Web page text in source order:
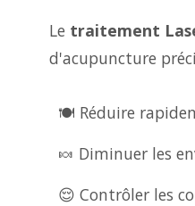
Le traitement
d'acupuncture
🍽️ Réduire
🍬 Diminuer les
😌 Contrôler les